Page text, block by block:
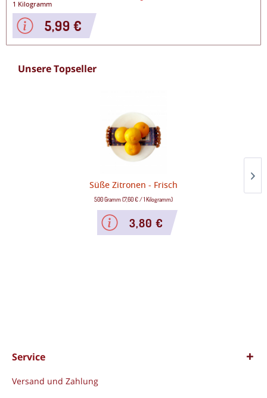
1 Kilogramm
5,99 €
Unsere Topseller
Süße Zitronen - Frisch
500 Gramm(7,60 €/1 Kilogramm)
3,80 €
Service
Versand und Zahlung